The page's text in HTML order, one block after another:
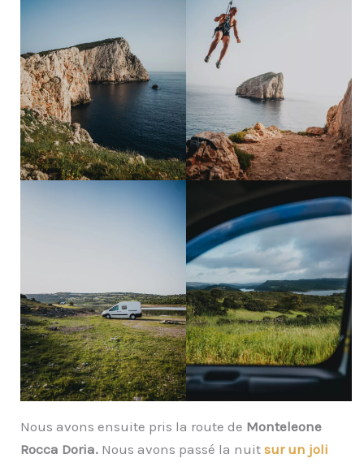
Nous avons ensuite pris la route de Monteleone
Rocca Doria. Nous avons passé la nuit sur un joli